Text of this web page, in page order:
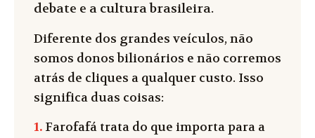
debate e a cultura brasileira.
Diferente dos grandes veículos, não
somos donos bilionários e não corremos
atrás de cliques a qualquer custo. Isso
significa duas coisas:
1. Farofafá trata do que importa para a